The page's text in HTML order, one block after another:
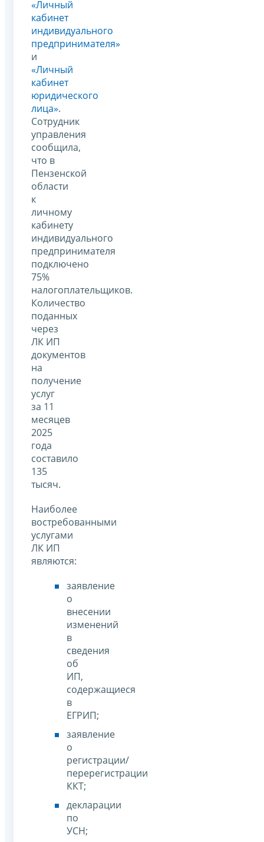
«Личный
кабинет
индивидуального
предпринимателя»
и
«Личный
кабинет
юридического
лица».
Сотрудник
управления
сообщила,
что в
Пензенской
области
к
личному
кабинету
индивидуального
предпринимателя
подключено
75%
налогоплательщиков.
Количество
поданных
через
ЛК ИП
документов
на
получение
услуг
за 11
месяцев
2025
года
составило
135
тысяч.
Наиболее
востребованными
услугами
ЛК ИП
являются:
заявление
о
внесении
изменений
в
сведения
об
ИП,
содержащиеся
в
ЕГРИП;
заявление
о
регистрации/
перерегистрации
ККТ;
декларации
по
УСН;